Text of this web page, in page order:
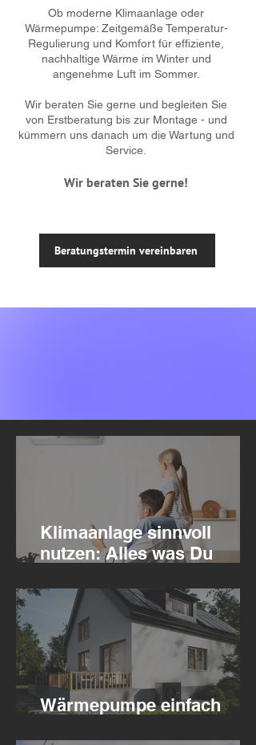
​Ob moderne Klimaanlage oder
Wärmepumpe: Zeitgemäße Temperatur-
Regulierung und Komfort für effiziente,
nachhaltige Wärme im Winter und
angenehme Luft im Sommer.
Wir beraten Sie gerne und begleiten Sie
von Erstberatung bis zur Montage - und
kümmern uns danach um die Wartung und
Service.
Wir beraten Sie gerne!
Beratungstermin vereinbaren
Klimaanlage sinnvoll
nutzen: Alles was Du
Wärmepumpe einfach